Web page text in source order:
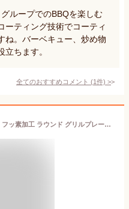
ループでのBBQを楽しむ
ーティング技術でコーティ
ね。バーベキュー、炒め物
立ちます。
全てのおすすめコメント (1件) >
＼レビューで1000円クーポン!／ フッ素加工 ラウンド グリルプレート 30cm ガス火 IH対応 丸型 グリドル マルチプレート 30cm サイズ 便利 コンパクト 軽量 直火 焚き火 フライパン キャンプ バーベキュー 焼肉 マルチグリルパン 丸形 鉄板マルチグリドル CAPTAIN STAG